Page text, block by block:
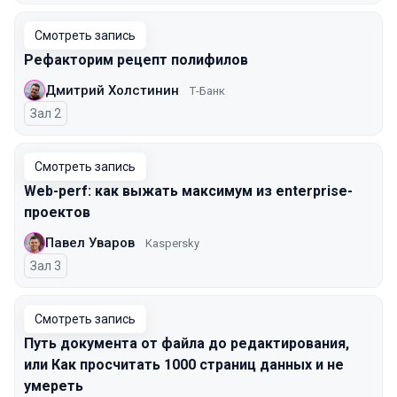
Смотреть запись
Рефакторим рецепт полифилов
Дмитрий Холстинин Т-Банк
Зал 2
Смотреть запись
Web-perf: как выжать максимум из enterprise-
проектов
Павел Уваров Kaspersky
Зал 3
Смотреть запись
Путь документа от файла до редактирования,
или Как просчитать 1000 страниц данных и не
умереть